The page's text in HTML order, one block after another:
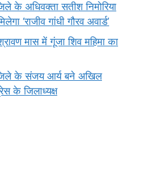
के अधिवक्ता सतीश निमोरिया
‘राजीव गांधी गौरव अवार्ड’
मास में गूंजा शिव महिमा का
के संजय आर्य बने अखिल
के जिलाध्यक्ष